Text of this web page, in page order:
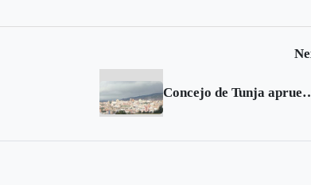
Concejo de Tunja aprueba